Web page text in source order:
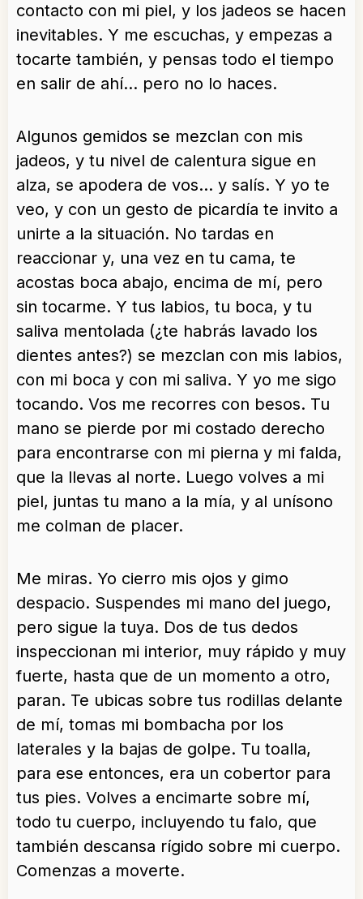
contacto con mi piel, y los jadeos se hacen
inevitables. Y me escuchas, y empezas a
tocarte también, y pensas todo el tiempo
en salir de ahí… pero no lo haces.
Algunos gemidos se mezclan con mis
jadeos, y tu nivel de calentura sigue en
alza, se apodera de vos… y salís. Y yo te
veo, y con un gesto de picardía te invito a
unirte a la situación. No tardas en
reaccionar y, una vez en tu cama, te
acostas boca abajo, encima de mí, pero
sin tocarme. Y tus labios, tu boca, y tu
saliva mentolada (¿te habrás lavado los
dientes antes?) se mezclan con mis labios,
con mi boca y con mi saliva. Y yo me sigo
tocando. Vos me recorres con besos. Tu
mano se pierde por mi costado derecho
para encontrarse con mi pierna y mi falda,
que la llevas al norte. Luego volves a mi
piel, juntas tu mano a la mía, y al unísono
me colman de placer.
Me miras. Yo cierro mis ojos y gimo
despacio. Suspendes mi mano del juego,
pero sigue la tuya. Dos de tus dedos
inspeccionan mi interior, muy rápido y muy
fuerte, hasta que de un momento a otro,
paran. Te ubicas sobre tus rodillas delante
de mí, tomas mi bombacha por los
laterales y la bajas de golpe. Tu toalla,
para ese entonces, era un cobertor para
tus pies. Volves a encimarte sobre mí,
todo tu cuerpo, incluyendo tu falo, que
también descansa rígido sobre mi cuerpo.
Comenzas a moverte.